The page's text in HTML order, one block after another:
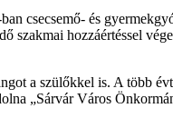
csecsemő- és
szakmai hozzáértéssel
a szülőkkel is. A több
„Sárvár Város